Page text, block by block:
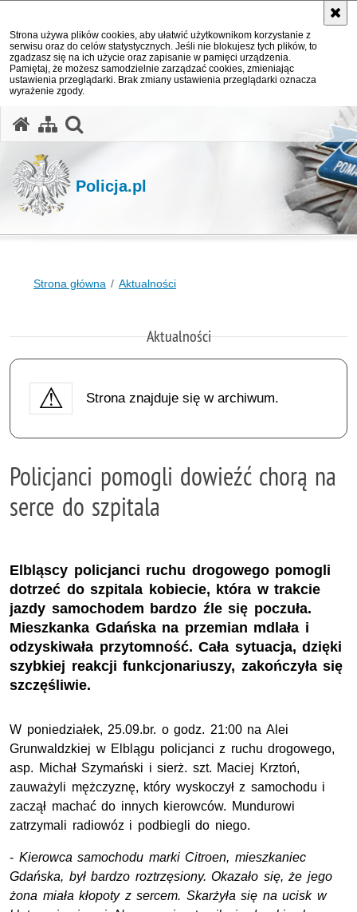
Strona używa plików cookies, aby ułatwić użytkownikom korzystanie z
serwisu oraz do celów statystycznych. Jeśli nie blokujesz tych plików, to
zgadzasz się na ich użycie oraz zapisanie w pamięci urządzenia.
Pamiętaj, że możesz samodzielnie zarządzać cookies, zmieniając
ustawienia przeglądarki. Brak zmiany ustawienia przeglądarki oznacza
wyrażenie zgody.
Policja.pl
Strona główna Aktualności
Aktualności
Strona znajduje się w archiwum.
Policjanci pomogli dowieźć chorą na
serce do szpitala
Elbląscy policjanci ruchu drogowego pomogli
dotrzeć do szpitala kobiecie, która w trakcie
jazdy samochodem bardzo źle się poczuła.
Mieszkanka Gdańska na przemian mdlała i
odzyskiwała przytomność. Cała sytuacja, dzięki
szybkiej reakcji funkcjonariuszy, zakończyła się
szczęśliwie.
W poniedziałek, 25.09.br. o godz. 21:00 na Alei
Grunwaldzkiej w Elblągu policjanci z ruchu drogowego,
asp. Michał Szymański i sierż. szt. Maciej Krztoń,
zauważyli mężczyznę, który wyskoczył z samochodu i
zaczął machać do innych kierowców. Mundurowi
zatrzymali radiowóz i podbiegli do niego.
- Kierowca samochodu marki Citroen, mieszkaniec
Gdańska, był bardzo roztrzęsiony. Okazało się, że jego
żona miała kłopoty z sercem. Skarżyła się na ucisk w